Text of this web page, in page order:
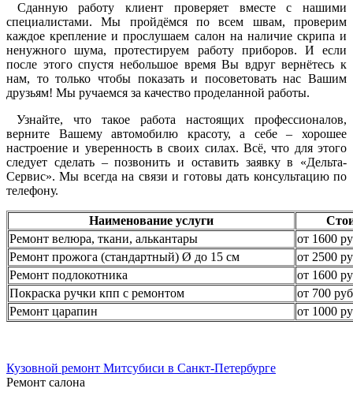
Сданную работу клиент проверяет вместе с нашими
специалистами. Мы пройдёмся по всем швам, проверим
каждое крепление и прослушаем салон на наличие скрипа и
ненужного шума, протестируем работу приборов. И если
после этого спустя небольшое время Вы вдруг вернётесь к
нам, то только чтобы показать и посоветовать нас Вашим
друзьям! Мы ручаемся за качество проделанной работы.
Узнайте, что такое работа настоящих профессионалов,
верните Вашему автомобилю красоту, а себе – хорошее
настроение и уверенность в своих силах. Всё, что для этого
следует сделать – позвонить и оставить заявку в «Дельта-
Сервис». Мы всегда на связи и готовы дать консультацию по
телефону.
Наименование услуги
Ремонт велюра, ткани, алькантары
от 1600
Ремонт прожога (стандартный) Ø до 15 см
от 2500
Ремонт подлокотника
от 1600
Покраска ручки кпп с ремонтом
от 700
Ремонт царапин
от 1000
Кузовной ремонт Митсубиси в Санкт-Петербурге
Ремонт салона